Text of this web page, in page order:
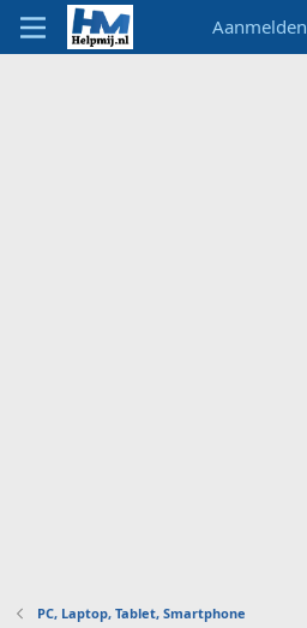
Aanmelden
PC, Laptop, Tablet, Smartphone